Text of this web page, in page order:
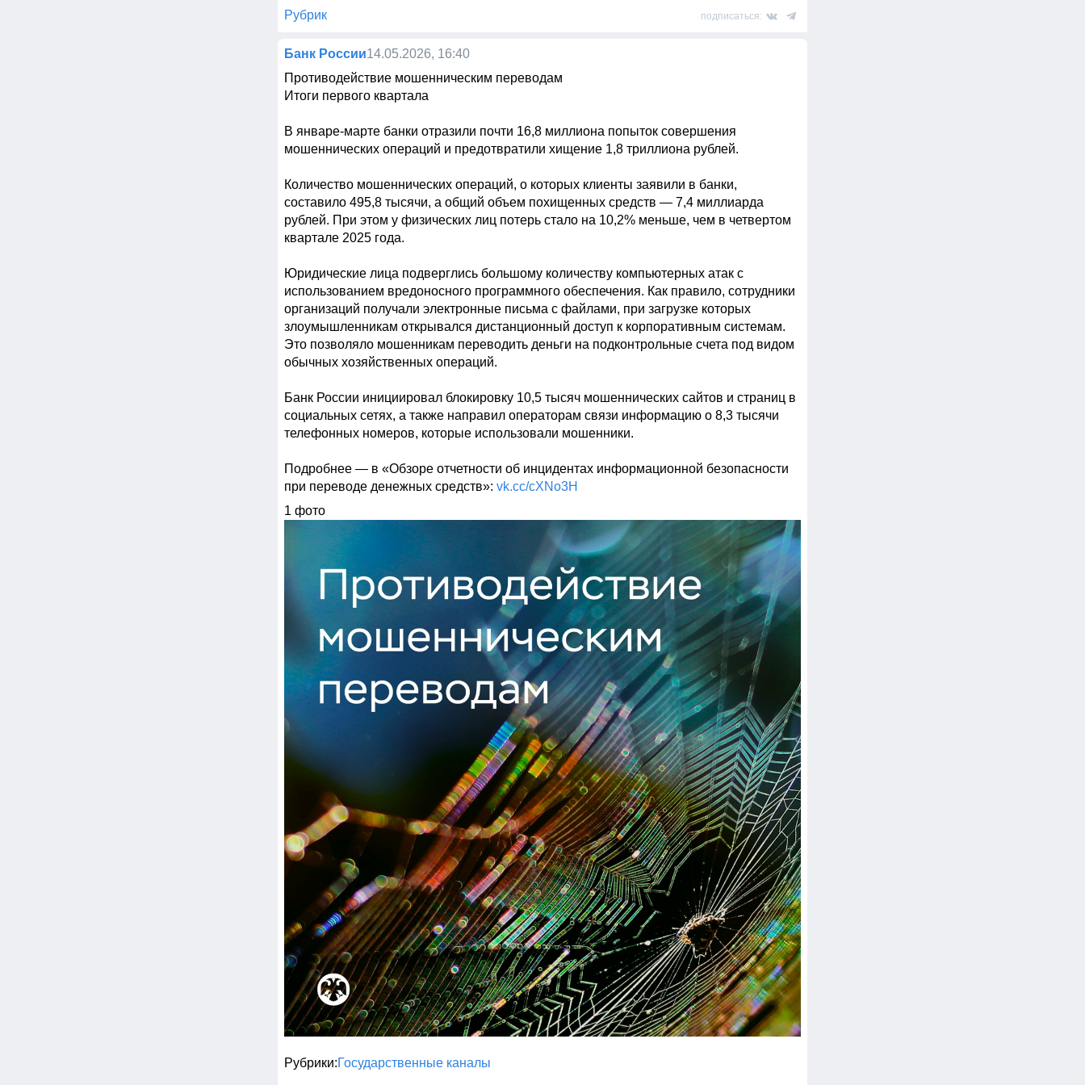
Рубрик подписаться:
Банк России14.05.2026, 16:40
Противодействие мошенническим переводам
Итоги первого квартала
В январе-марте банки отразили почти 16,8 миллиона попыток совершения
мошеннических операций и предотвратили хищение 1,8 триллиона рублей.
Количество мошеннических операций, о которых клиенты заявили в банки,
составило 495,8 тысячи, а общий объем похищенных средств — 7,4 миллиарда
рублей. При этом у физических лиц потерь стало на 10,2% меньше, чем в четвертом
квартале 2025 года.
Юридические лица подверглись большому количеству компьютерных атак с
использованием вредоносного программного обеспечения. Как правило, сотрудники
организаций получали электронные письма с файлами, при загрузке которых
злоумышленникам открывался дистанционный доступ к корпоративным системам.
Это позволяло мошенникам переводить деньги на подконтрольные счета под видом
обычных хозяйственных операций.
Банк России инициировал блокировку 10,5 тысяч мошеннических сайтов и страниц в
социальных сетях, а также направил операторам связи информацию о 8,3 тысячи
телефонных номеров, которые использовали мошенники.
Подробнее — в «Обзоре отчетности об инцидентах информационной безопасности
при переводе денежных средств»: vk.cc/cXNo3H
1 фото
Рубрики Государственные каналы